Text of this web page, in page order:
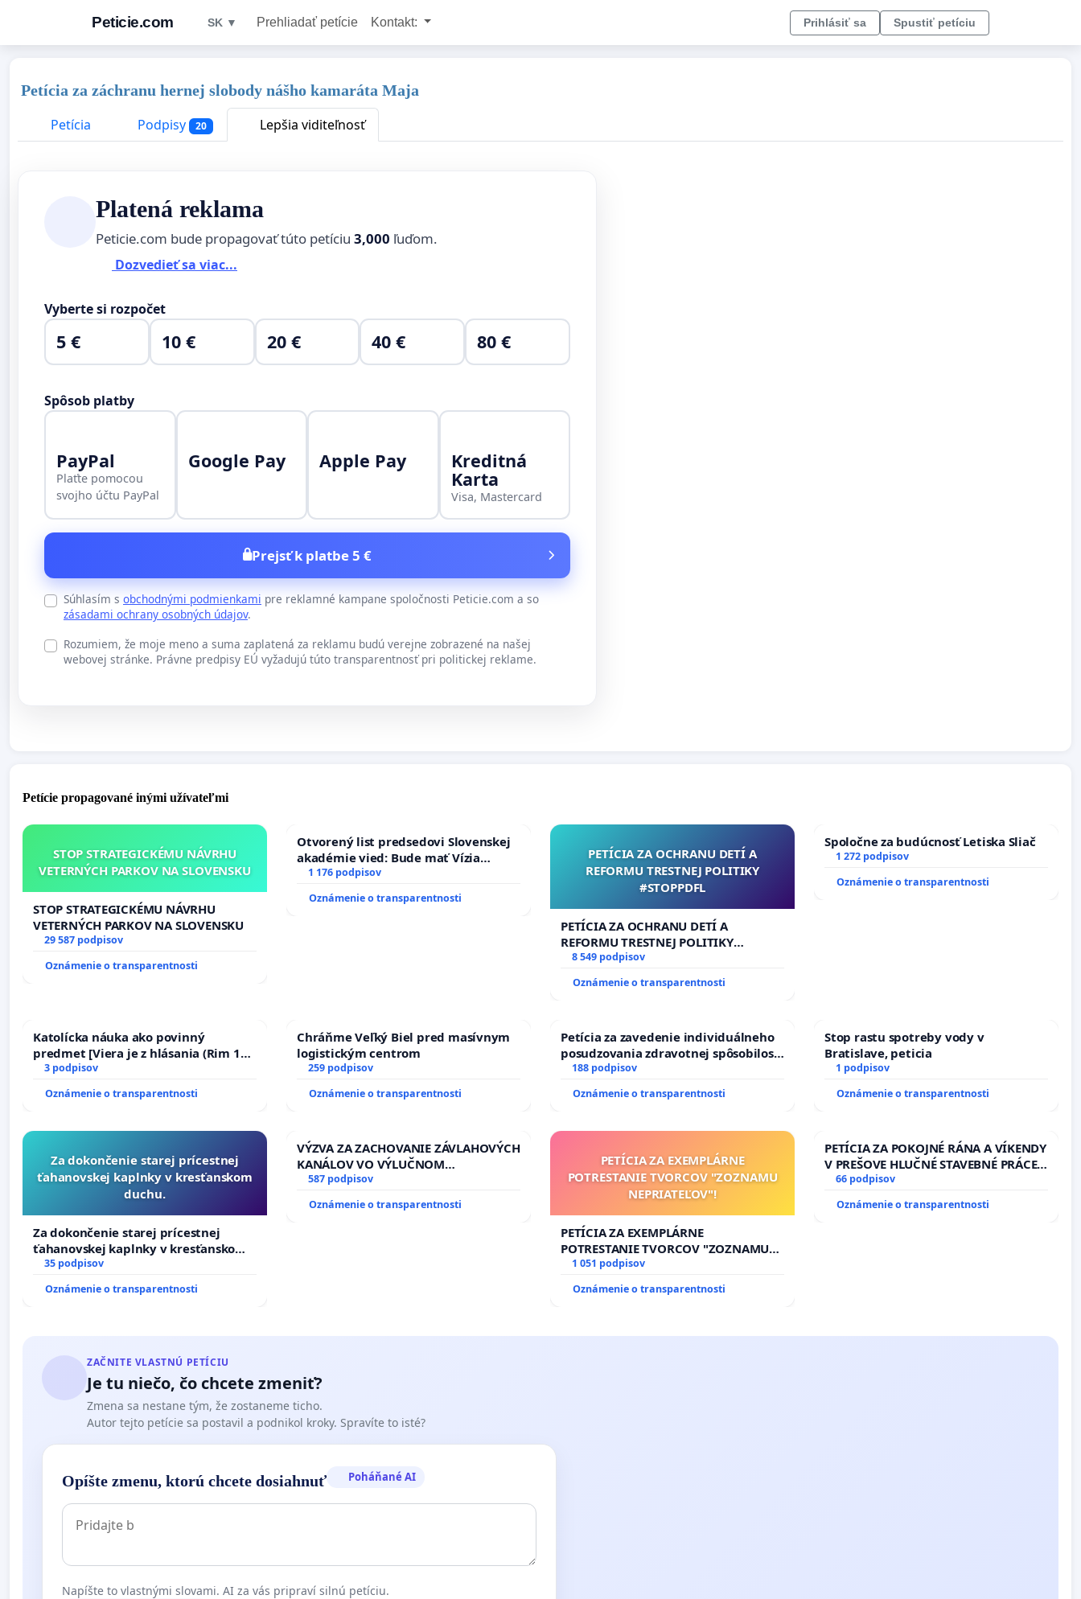
Peticie.com SK ▼ Prehliadať petície Kontakt: Prihlásiť sa Spustiť petíciu
Petícia za záchranu hernej slobody nášho kamaráta Maja
Petícia
Podpisy 20 Lepšia viditeľnosť
Platená reklama
Peticie.com bude propagovať túto petíciu 3,000 ľuďom.
Dozvedieť sa viac...
Vyberte si rozpočet
5 € 10 € 20 € 40 € 80 €
Spôsob platby
PayPal
Plaťte pomocou
svojho účtu PayPal
Google Pay Apple Pay Kreditná
Karta
Visa, Mastercard
Prejsť k platbe 5 €
Súhlasím s obchodnými podmienkami pre reklamné kampane spoločnosti Peticie.com a so
zásadami ochrany osobných údajov.
Rozumiem, že moje meno a suma zaplatená za reklamu budú verejne zobrazené na našej
webovej stránke. Právne predpisy EÚ vyžadujú túto transparentnosť pri politickej reklame.
Petície propagované inými užívateľmi
STOP STRATEGICKÉMU NÁVRHU
VETERNÝCH PARKOV NA SLOVENSKU
STOP STRATEGICKÉMU NÁVRHU
VETERNÝCH PARKOV NA SLOVENSKU
29 587 podpisov
Oznámenie o transparentnosti
Otvorený list predsedovi Slovenskej
akadémie vied: Bude mať Vízia
Slovenska 2040 mravnú chrbticu?
1 176 podpisov
Oznámenie o transparentnosti
PETÍCIA ZA OCHRANU DETÍ A
REFORMU TRESTNEJ POLITIKY
#STOPPDFL
PETÍCIA ZA OCHRANU DETÍ A
REFORMU TRESTNEJ POLITIKY
#STOPPDFL
8 549 podpisov
Oznámenie o transparentnosti
Spoločne za budúcnosť Letiska Sliač
1 272 podpisov
Oznámenie o transparentnosti
Katolícka náuka ako povinný
predmet [Viera je z hlásania (Rim 10,
17)]
3 podpisov
Oznámenie o transparentnosti
Chráňme Veľký Biel pred masívnym
logistickým centrom
259 podpisov
Oznámenie o transparentnosti
Petícia za zavedenie individuálneho
posudzovania zdravotnej spôsobilosti
osôb s diabetom 1. a 2. typu pri
188 podpisov
Oznámenie o transparentnosti
Stop rastu spotreby vody v
Bratislave, peticia
1 podpisov
Oznámenie o transparentnosti
Za dokončenie starej prícestnej
ťahanovskej kaplnky v kresťanskom
duchu.
Za dokončenie starej prícestnej
ťahanovskej kaplnky v kresťanskom
duchu.
35 podpisov
Oznámenie o transparentnosti
VÝZVA ZA ZACHOVANIE ZÁVLAHOVÝCH
KANÁLOV VO VÝLUČNOM
VLASTNÍCTVE A POD KONTROLOU
riešenie zanedbaného stavu
587 podpisov
Oznámenie o transparentnosti
PETÍCIA ZA EXEMPLÁRNE
POTRESTANIE TVORCOV "ZOZNAMU
NEPRIATEĽOV"!
PETÍCIA ZA EXEMPLÁRNE
POTRESTANIE TVORCOV "ZOZNAMU
NEPRIATEĽOV"!
1 051 podpisov
Oznámenie o transparentnosti
PETÍCIA ZA POKOJNÉ RÁNA A VÍKENDY
V PREŠOVE HLUČNÉ STAVEBNÉ PRÁCE
V SOBOTU LEN OD 9.00 DO 13.00
8.00 – 18.00 HOD. A PRAVIDELNÁ
66 podpisov
Oznámenie o transparentnosti
ZAČNITE VLASTNÚ PETÍCIU
Je tu niečo, čo chcete zmeniť?
Zmena sa nestane tým, že zostaneme ticho.
Autor tejto petície sa postavil a podnikol kroky. Spravíte to isté?
Opíšte zmenu, ktorú chcete dosiahnuť Poháňané AI
Napíšte to vlastnými slovami. AI za vás pripraví silnú petíciu.